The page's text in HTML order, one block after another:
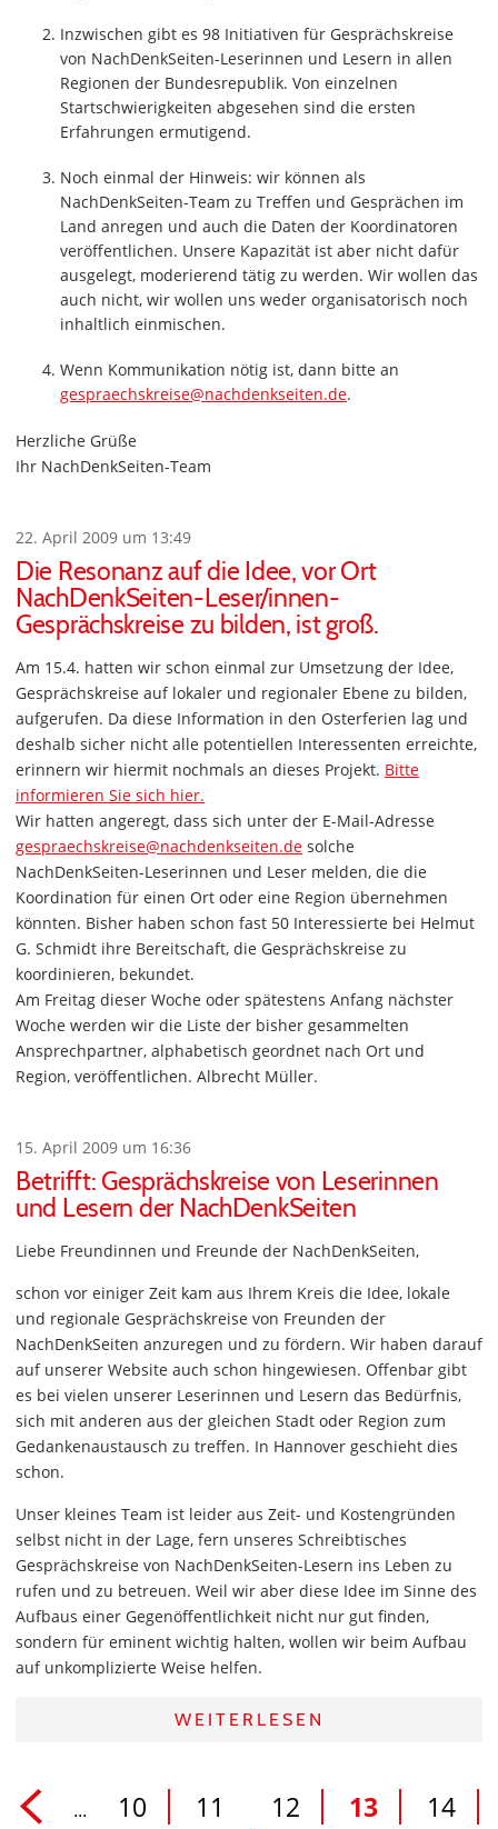
Inzwischen gibt es 98 Initiativen für Gesprächskreise
von NachDenkSeiten-Leserinnen und Lesern in allen
Regionen der Bundesrepublik. Von einzelnen
Startschwierigkeiten abgesehen sind die ersten
Erfahrungen ermutigend.
Noch einmal der Hinweis: wir können als
NachDenkSeiten-Team zu Treffen und Gesprächen im
Land anregen und auch die Daten der Koordinatoren
veröffentlichen. Unsere Kapazität ist aber nicht dafür
ausgelegt, moderierend tätig zu werden. Wir wollen das
auch nicht, wir wollen uns weder organisatorisch noch
inhaltlich einmischen.
Wenn Kommunikation nötig ist, dann bitte an
gespraechskreise@nachdenkseiten.de.
Herzliche Grüße
Ihr NachDenkSeiten-Team
22. April 2009 um 13:49
Die Resonanz auf die Idee, vor Ort
NachDenkSeiten-Leser/innen-
Gesprächskreise zu bilden, ist groß.
Am 15.4. hatten wir schon einmal zur Umsetzung der Idee,
Gesprächskreise auf lokaler und regionaler Ebene zu bilden,
aufgerufen. Da diese Information in den Osterferien lag und
deshalb sicher nicht alle potentiellen Interessenten erreichte,
erinnern wir hiermit nochmals an dieses Projekt. Bitte
informieren Sie sich hier.
Wir hatten angeregt, dass sich unter der E-Mail-Adresse
gespraechskreise@nachdenkseiten.de solche
NachDenkSeiten-Leserinnen und Leser melden, die die
Koordination für einen Ort oder eine Region übernehmen
könnten. Bisher haben schon fast 50 Interessierte bei Helmut
G. Schmidt ihre Bereitschaft, die Gesprächskreise zu
koordinieren, bekundet.
Am Freitag dieser Woche oder spätestens Anfang nächster
Woche werden wir die Liste der bisher gesammelten
Ansprechpartner, alphabetisch geordnet nach Ort und
Region, veröffentlichen. Albrecht Müller.
15. April 2009 um 16:36
Betrifft: Gesprächskreise von Leserinnen
und Lesern der NachDenkSeiten
Liebe Freundinnen und Freunde der NachDenkSeiten,
schon vor einiger Zeit kam aus Ihrem Kreis die Idee, lokale
und regionale Gesprächskreise von Freunden der
NachDenkSeiten anzuregen und zu fördern. Wir haben darauf
auf unserer Website auch schon hingewiesen. Offenbar gibt
es bei vielen unserer Leserinnen und Lesern das Bedürfnis,
sich mit anderen aus der gleichen Stadt oder Region zum
Gedankenaustausch zu treffen. In Hannover geschieht dies
schon.
Unser kleines Team ist leider aus Zeit- und Kostengründen
selbst nicht in der Lage, fern unseres Schreibtisches
Gesprächskreise von NachDenkSeiten-Lesern ins Leben zu
rufen und zu betreuen. Weil wir aber diese Idee im Sinne des
Aufbaus einer Gegenöffentlichkeit nicht nur gut finden,
sondern für eminent wichtig halten, wollen wir beim Aufbau
auf unkomplizierte Weise helfen.
WEITERLESEN
... 10 11 12 13 14